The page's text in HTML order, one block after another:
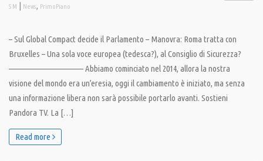
S M | News, PrimoPiano
– Sul Global Compact decide il Parlamento – Manovra: Roma tratta con
Bruxelles – Una sola voce europea (tedesca?), al Consiglio di Sicurezza?
———————————– Abbiamo cominciato nel 2014, allora la nostra
visione del mondo era un’eresia, oggi il cambiamento è iniziato, ma senza
una informazione libera non sarà possibile portarlo avanti. Sostieni
Pandora TV. La […]
Read more